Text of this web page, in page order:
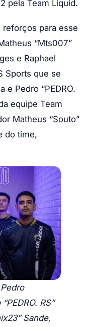
pela Team Liquid.
para esse
“Mts007”
e Raphael
Sports que se
e Pedro “PEDRO.
equipe Team
Matheus “Souto”
do time,
RS”
Sande,